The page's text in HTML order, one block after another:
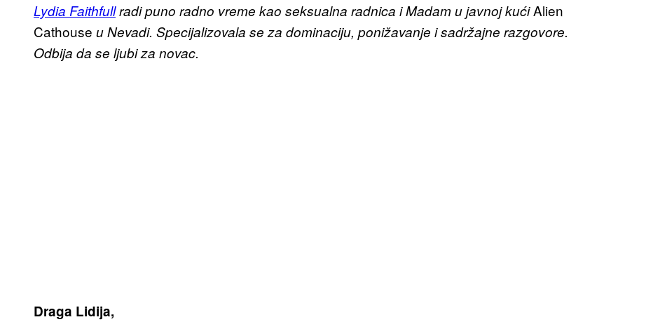
Lydia Faithfullradi puno radno vreme kao seksualna radnica i Madam u javnoj kućiAlien
Cathouse u Nevadi. Specijalizovala se za dominaciju, ponižavanje i sadržajne razgovore.
Odbija da se ljubi za novac.
Draga Lidija,